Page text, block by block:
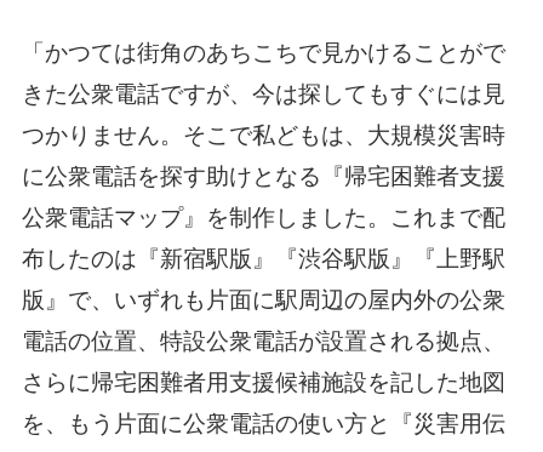
「かつては街角のあちこちで見かけることがで
きた公衆電話ですが、今は探してもすぐには見
つかりません。そこで私どもは、大規模災害時
に公衆電話を探す助けとなる『帰宅困難者支援
公衆電話マップ』を制作しました。これまで配
布したのは『新宿駅版』『渋谷駅版』『上野駅
版』で、いずれも片面に駅周辺の屋内外の公衆
電話の位置、特設公衆電話が設置される拠点、
さらに帰宅困難者用支援候補施設を記した地図
を、もう片面に公衆電話の使い方と『災害用伝